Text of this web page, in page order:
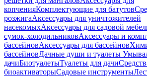
копченияКомплектующие для батутов
розжигаАксессуары для уничтожителей
насекомыхАксессуары для садовой
сумок-холодильниковАксессуары и
бассейновАксессуары для бассейнов
бассейновДачные души и туалеты
дачиБиотуалетыТуалеты для дачи
биоактиваторыСадовые инструменты